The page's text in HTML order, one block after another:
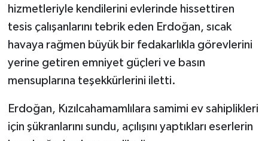
hizmetleriyle kendilerini evlerinde hissettiren
tesis çalışanlarını tebrik eden Erdoğan, sıcak
havaya rağmen büyük bir fedakarlıkla görevlerini
yerine getiren emniyet güçleri ve basın
mensuplarına teşekkürlerini iletti.
Erdoğan, Kızılcahamamlılara samimi ev sahiplikleri
için şükranlarını sundu, açılışını yaptıkları eserlerin